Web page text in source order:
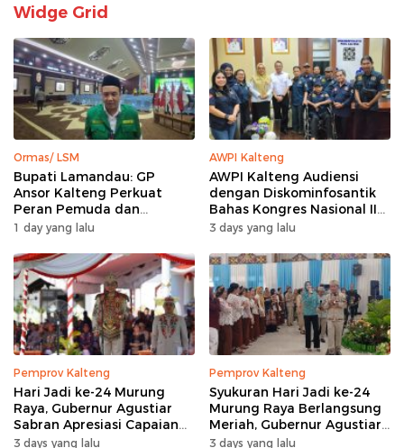
Widge Grid
Ormas/ LSM
Bupati Lamandau: GP
Ansor Kalteng Perkuat
Peran Pemuda dan
Penanganan Karhutla
1 day yang lalu
AWPI Kalteng
AWPI Kalteng Audiensi
dengan Diskominfosantik
Bahas Kongres Nasional II
AWPI
3 days yang lalu
Pemprov Kalteng
Hari Jadi ke-24 Murung
Raya, Gubernur Agustiar
Sabran Apresiasi Capaian
Pembangunan
3 days yang lalu
Pemprov Kalteng
Syukuran Hari Jadi ke-24
Murung Raya Berlangsung
Meriah, Gubernur Agustiar
Sabran Hibur Masyarakat
3 days yang lalu